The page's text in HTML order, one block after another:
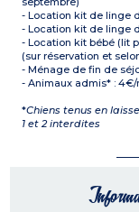
- Location kit de linge
- Location kit de linge
- Location kit bébé (lit
(sur réservation et
- Ménage de fin de
- Animaux admis* :
*Chiens tenus en
1 et 2 interdites